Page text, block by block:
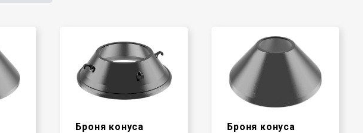
Броня конуса
Броня конуса